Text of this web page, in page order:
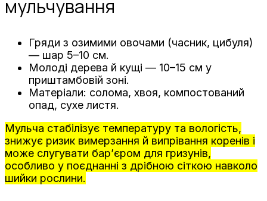
мульчування
Гряди з озимими овочами (часник, цибуля)
— шар 5–10 см.
Молоді дерева й кущі — 10–15 см у
приштамбовій зоні.
Матеріали: солома, хвоя, компостований
опад, сухе листя.
Мульча стабілізує температуру та вологість,
знижує ризик вимерзання й випрівання коренів і
може слугувати бар’єром для гризунів,
особливо у поєднанні з дрібною сіткою навколо
шийки рослини.